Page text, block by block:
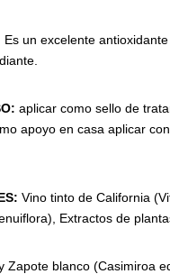
Es un excelente
aplicar como sello de
apoyo en casa aplicar
Vino tinto de California
Extractos de
Zapote blanco (Casimiroa